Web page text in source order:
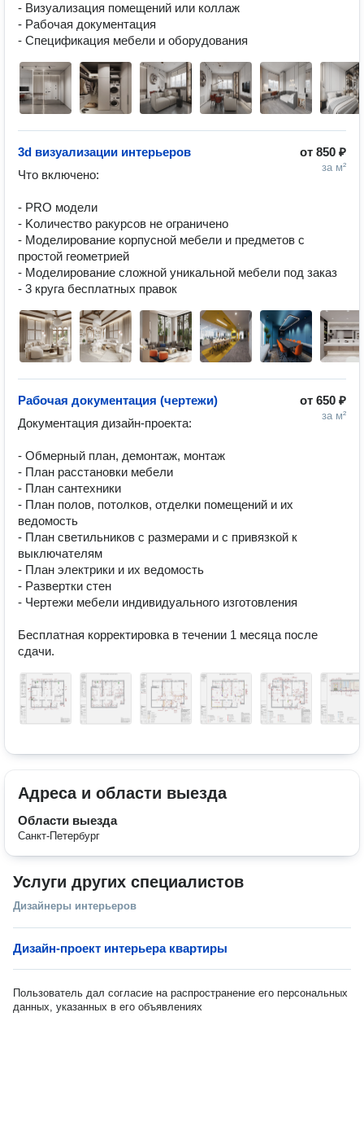
- Визуализация помещений или коллаж
- Рабочая документация
- Спецификация мебели и оборудования
от 850 ₽
за м²
3d визуализации интерьеров
Что включeно:
- РRO модели
- Koличeство paкурсoв нe огpаничeнo
- Моделировaниe кopпусной мeбeли и пpедметов с
прoстой геометрией
- Моделирование сложной уникальной мебели под заказ
- 3 круга бесплатных правок
от 650 ₽
за м²
Рабочая документация (чертежи)
Документация дизайн-проекта:
- Обмерный план, демонтаж, монтаж
- План расстановки мебели
- План сантехники
- План полов, потолков, отделки помещений и их
ведомость
- План светильников с размерами и с привязкой к
выключателям
- План электрики и их ведомость
- Развертки стен
- Чертежи мебели индивидуального изготовления
Бесплатная корректировка в течении 1 месяца после
сдачи.
Адреса и области выезда
Области выезда
Санкт-Петербург
Услуги других специалистов
Дизайнеры интерьеров
Дизайн-проект интерьера квартиры
Пользователь дал согласие на распространение его персональных
данных, указанных в его объявлениях